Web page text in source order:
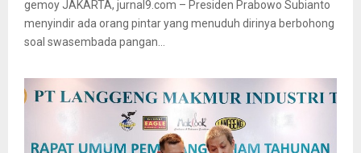
gemoy JAKARTA, jurnal9.com – Presiden Prabowo Subianto
menyindir ada orang pintar yang menuduh dirinya berbohong
soal swasembada pangan...